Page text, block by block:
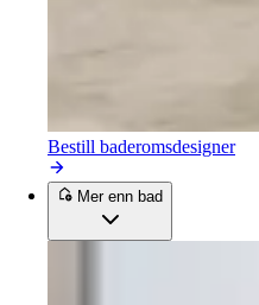
Bestill baderomsdesigner
Mer enn bad